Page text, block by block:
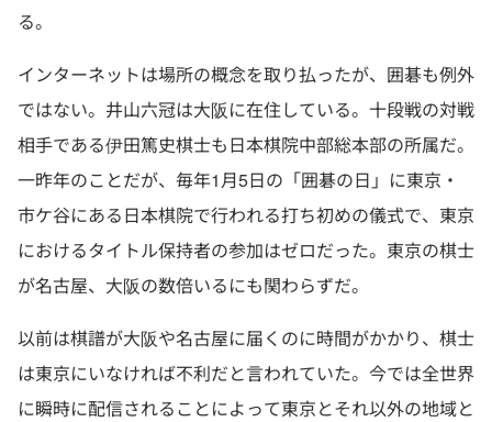
る。
インターネットは場所の概念を取り払ったが、囲碁も例外
ではない。井山六冠は大阪に在住している。十段戦の対戦
相手である伊田篤史棋士も日本棋院中部総本部の所属だ。
一昨年のことだが、毎年1月5日の「囲碁の日」に東京・
市ケ谷にある日本棋院で行われる打ち初めの儀式で、東京
におけるタイトル保持者の参加はゼロだった。東京の棋士
が名古屋、大阪の数倍いるにも関わらずだ。
以前は棋譜が大阪や名古屋に届くのに時間がかかり、棋士
は東京にいなければ不利だと言われていた。今では全世界
に瞬時に配信されることによって東京とそれ以外の地域と